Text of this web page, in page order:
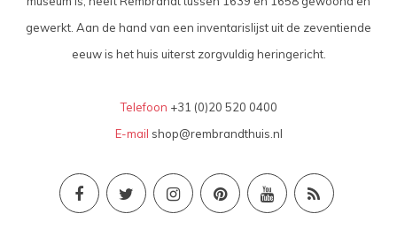
gewerkt. Aan de hand van een inventarislijst uit de zeventiende
eeuw is het huis uiterst zorgvuldig heringericht.
Telefoon +31 (0)20 520 0400
E-mail shop@rembrandthuis.nl